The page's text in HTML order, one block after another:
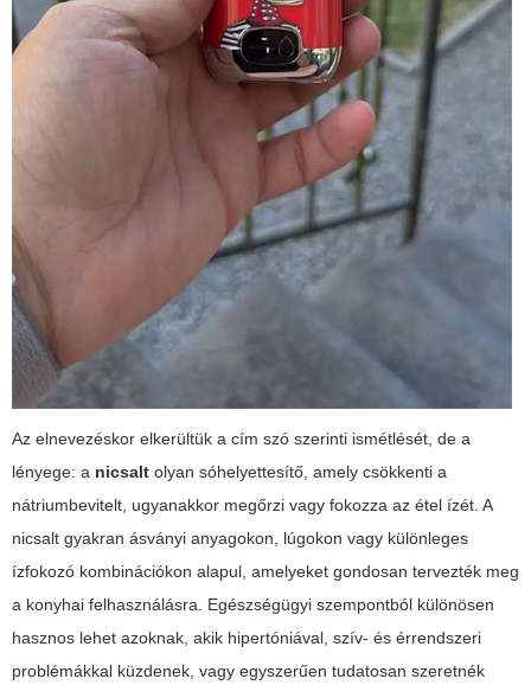
Az elnevezéskor elkerültük a cím szó szerinti ismétlését, de a
lényege: a nicsalt olyan sóhelyettesítő, amely csökkenti a
nátriumbevitelt, ugyanakkor megőrzi vagy fokozza az étel ízét. A
nicsalt gyakran ásványi anyagokon, lúgokon vagy különleges
ízfokozó kombinációkon alapul, amelyeket gondosan tervezték meg
a konyhai felhasználásra. Egészségügyi szempontból különösen
hasznos lehet azoknak, akik hipertóniával, szív- és érrendszeri
problémákkal küzdenek, vagy egyszerűen tudatosan szeretnék